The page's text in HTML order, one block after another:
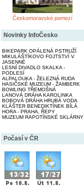
Českomoravské pomezí
Novinky InfoČesko
BIKEPARK OPÁLENÁ PSTRUŽÍ
MIKULÁŠTÍKOVO FOJTSTVÍ V
JASENNÉ
LESNÍ DIVADLO SKALKA -
PODLESÍ
ALPALOUKA - ŽELEZNÁ RUDA
HASIČSKÉ MUZEUM - ŽAMBERK
BOWLING TŘEMOŠNÁ
LANOVÁ DRÁHA KAROLINKA
BOBOVÁ DRÁHA HRUBÁ VODA
KLÁŠTER BENEDIKTÍNEK BÍLÁ
HORA - PRAHA, ŘEPY
MUZEUM RAPOTÍNSKÉ SKLÁRNY
Počasí v ČR